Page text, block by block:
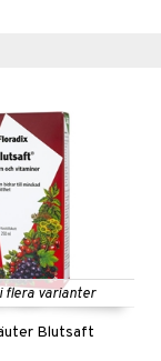
flera varianter
Blutsaft